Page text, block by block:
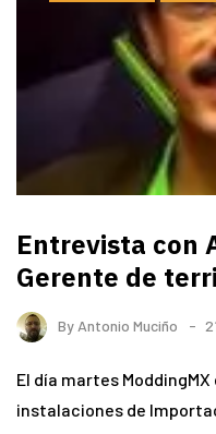
Entrevista con
Gerente de
By Antonio Muciño
El día martes
instalaciones de